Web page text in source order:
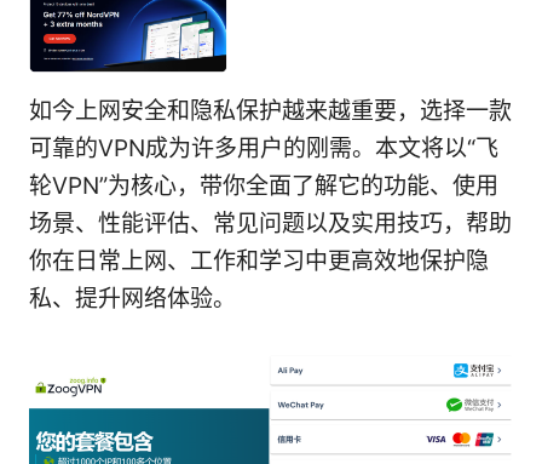
如今上网安全和隐私保护越来越重要，选择一款
可靠的VPN成为许多用户的刚需。本文将以“飞
轮VPN”为核心，带你全面了解它的功能、使用
场景、性能评估、常见问题以及实用技巧，帮助
你在日常上网、工作和学习中更高效地保护隐
私、提升网络体验。